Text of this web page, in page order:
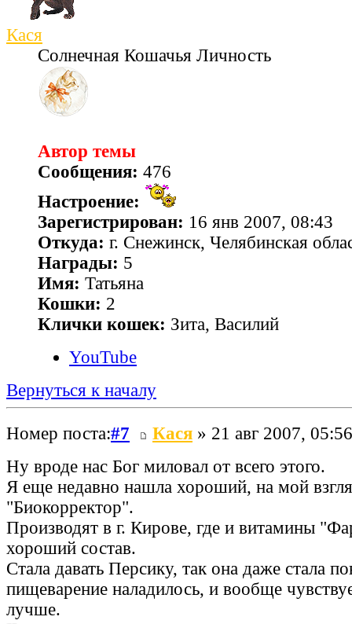
Кася
Солнечная Кошачья Личность
Автор темы
Сообщения: 476
Настроение:
Зарегистрирован: 16 янв 2007, 08:43
Откуда: г. Снежинск, Челябинская
Награды: 5
Имя: Татьяна
Кошки: 2
Клички кошек: Зита, Василий
YouTube
Вернуться к началу
Номер поста:#7 Кася » 21 авг 2007, 05:56
Ну вроде нас Бог миловал от всего этого.
Я еще недавно нашла хороший, на мой
"Биокорректор".
Производят в г. Кирове, где и витамины
хороший состав.
Стала давать Персику, так она даже стала
пищеварение наладилось, и вообще
лучше.